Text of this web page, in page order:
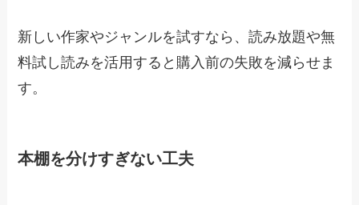
新しい作家やジャンルを試すなら、読み放題や無
料試し読みを活用すると購入前の失敗を減らせま
す。
本棚を分けすぎない工夫